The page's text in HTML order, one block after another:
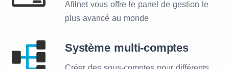
Afilnet vous offre le panel de gestion le
plus avancé au monde
Système multi-comptes